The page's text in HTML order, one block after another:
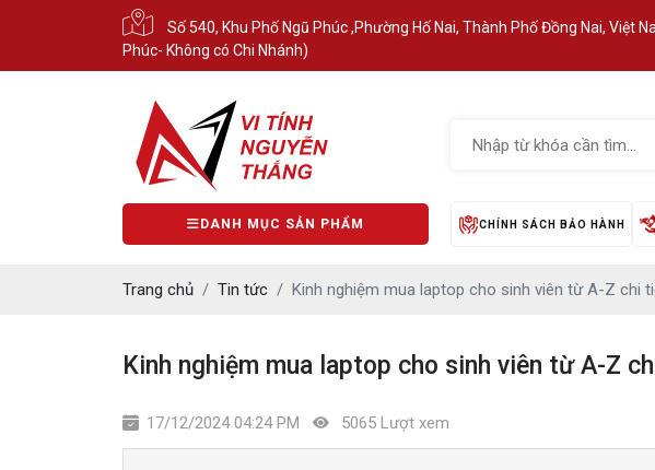
Số 540, Khu Phố Ngũ Phúc ,Phường Hố Nai, Thành Phố Đồng Nai, Việt
Phúc- Không có Chi Nhánh)
DANH MỤC SẢN PHẨM CHÍNH SÁCH BẢO HÀNH
Trang chủ Tin tức Kinh nghiệm mua laptop cho sinh viên từ A-Z chi
Kinh nghiệm mua laptop cho sinh viên từ A-Z
17/12/2024 04:24 PM 5065 Lượt xem